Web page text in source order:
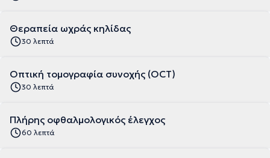
Θεραπεία ωχράς κηλίδας
30 λεπτά
Οπτική τομογραφία συνοχής (OCT)
30 λεπτά
Πλήρης οφθαλμολογικός έλεγχος
60 λεπτά